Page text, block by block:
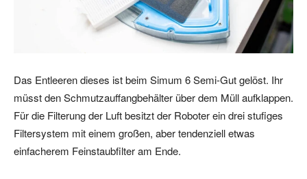
Das Entleeren dieses ist beim Simum 6 Semi-Gut gelöst. Ihr
müsst den Schmutzauffangbehälter über dem Müll aufklappen.
Für die Filterung der Luft besitzt der Roboter ein drei stufiges
Filtersystem mit einem großen, aber tendenziell etwas
einfacherem Feinstaubfilter am Ende.